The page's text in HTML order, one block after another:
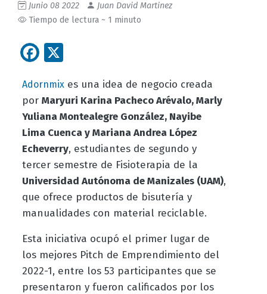
Junio 08 2022
Juan David Martinez
Tiempo de lectura ~ 1 minuto
Facebook
Adornmixes una idea de negocio creada
por Maryuri Karina Pacheco Arévalo, Marly
Yuliana Montealegre González, Nayibe
Lima Cuenca y Mariana Andrea López
Echeverry, estudiantes de segundo y
tercer semestre de Fisioterapia de la
Universidad Autónoma de Manizales (UAM),
que ofrece productos de bisutería y
manualidades con material reciclable.
Esta iniciativa ocupó el primer lugar de
los mejores Pitch de Emprendimiento del
2022-1, entre los 53 participantes que se
presentaron y fueron calificados por los